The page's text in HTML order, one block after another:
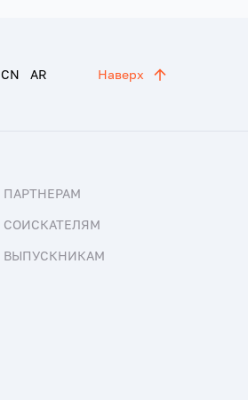
CN AR Наверх
ПАРТНЕРАМ
СОИСКАТЕЛЯМ
ВЫПУСКНИКАМ